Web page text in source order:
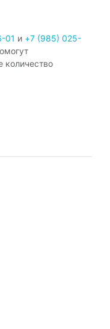
01 и +7 (985) 025-
количество